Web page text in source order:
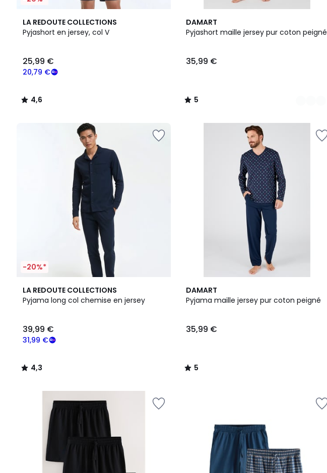
LA REDOUTE COLLECTIONS
Pyjashort en jersey, col V
€
souscrivez
programme
20,79 €
25,99 €
4,6
/ 5
4,6
/
DAMART
Pyjashort maille jersey pur coton peigné
35,99 €
5
/
2
Couleurs
5
/
-20%*
LA REDOUTE COLLECTIONS
Pyjama long col chemise en jersey
31,99 €
39,99 €
4,3
/ 5
4,3
/
DAMART
Pyjama maille jersey pur coton peigné
35,99 €
5
/
5
/